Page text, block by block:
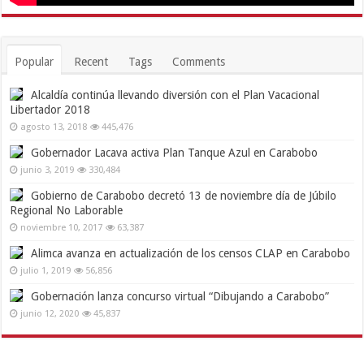
Popular Recent Tags Comments
Alcaldía continúa llevando diversión con el Plan Vacacional
Libertador 2018
agosto 13, 2018 445,476
Gobernador Lacava activa Plan Tanque Azul en Carabobo
junio 3, 2019 330,484
Gobierno de Carabobo decretó 13 de noviembre día de Júbilo
Regional No Laborable
noviembre 10, 2017 63,387
Alimca avanza en actualización de los censos CLAP en Carabobo
julio 1, 2019 56,856
Gobernación lanza concurso virtual “Dibujando a Carabobo”
junio 12, 2020 45,837